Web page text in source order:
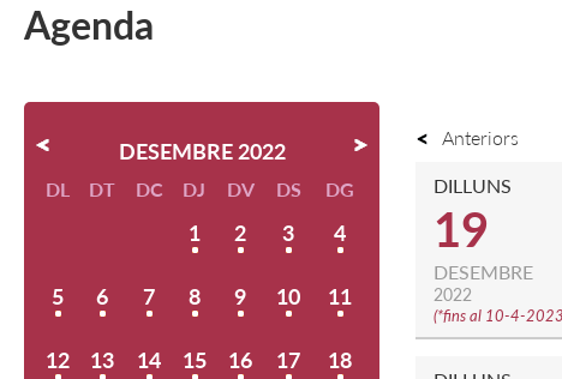
Agenda
DESEMBRE 2022
DL DT DC DJ DV DS DG
1 2 3 4
5 6 7 8 9 10 11
12 13 14 15 16 17 18
Anteriors
DILLUNS
19
DESEMBRE
2022
(*fins al 10-4-2023